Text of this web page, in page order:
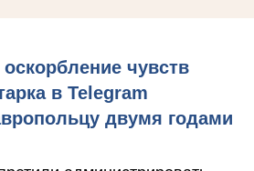
чувств
в Telegram
двумя годами